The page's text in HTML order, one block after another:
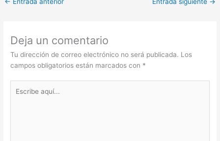
Deja un comentario
Tu dirección de correo electrónico no será publicada. Los
campos obligatorios están marcados con *
aquí...